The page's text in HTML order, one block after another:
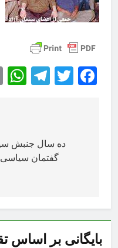
نوشتهده سال جنبش
گفتمان
بایگانی بر اساس